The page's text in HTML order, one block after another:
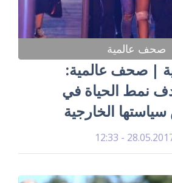
صحف عالمية
| صحف عالمية:
نمط الحياة في
الخارجية
28.05.2017 -